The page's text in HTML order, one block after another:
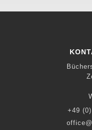
+49